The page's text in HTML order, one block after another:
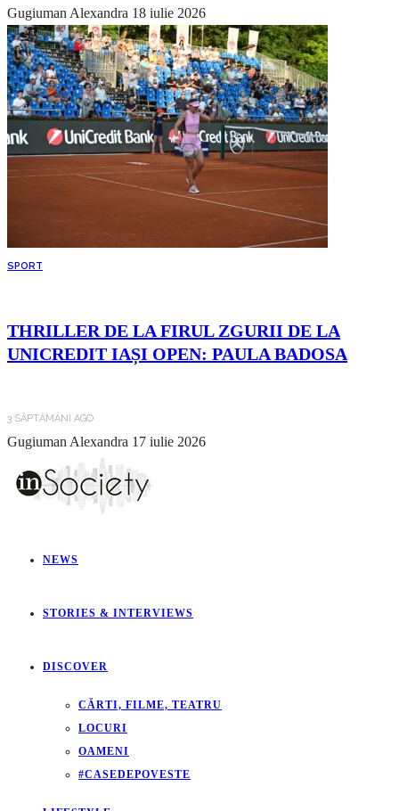
Gugiuman Alexandra 18 iulie 2026
SPORT
THRILLER DE LA FIRUL ZGURII DE LA
UNICREDIT IAȘI OPEN: PAULA BADOSA
3 SĂPTĂMÂNI AGO
Gugiuman Alexandra 17 iulie 2026
NEWS
STORIES & INTERVIEWS
DISCOVER
CĂRTI, FILME, TEATRU
LOCURI
OAMENI
#CASEDEPOVESTE